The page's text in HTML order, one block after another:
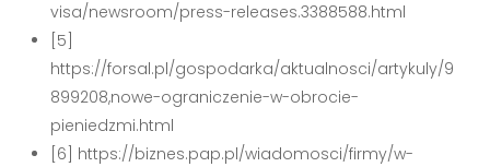
visa/newsroom/press-releases.3388588.html
[5]
https://forsal.pl/gospodarka/aktualnosci/artykuly/9
899208,nowe-ograniczenie-w-obrocie-
pieniedzmi.html
[6] https://biznes.pap.pl/wiadomosci/firmy/w-